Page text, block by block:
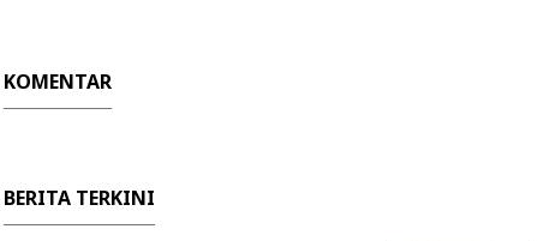
KOMENTAR
BERITA TERKINI